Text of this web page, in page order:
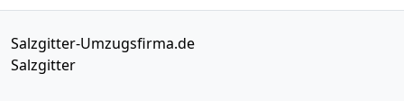
Salzgitter-Umzugsfirma.de
Salzgitter